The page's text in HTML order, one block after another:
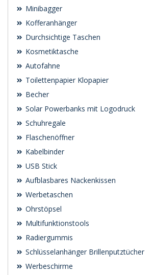
Minibagger
Kofferanhänger
Durchsichtige Taschen
Kosmetiktasche
Autofahne
Toilettenpapier Klopapier
Becher
Solar Powerbanks mit Logodruck
Schuhregale
Flaschenöffner
Kabelbinder
USB Stick
Aufblasbares Nackenkissen
Werbetaschen
Ohrstöpsel
Multifunktionstools
Radiergummis
Schlüsselanhänger Brillenputztücher
Werbeschirme